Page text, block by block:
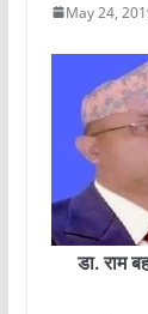
May 24,
डा. राम